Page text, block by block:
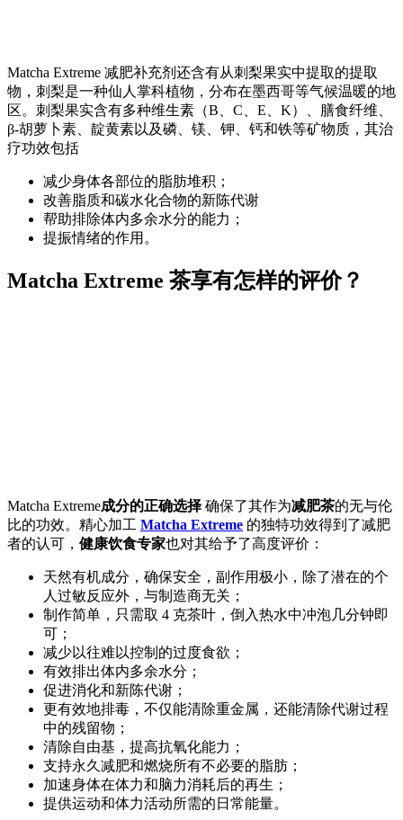
Matcha Extreme 减肥补充剂还含有从刺梨果实中提取的提取
物，刺梨是一种仙人掌科植物，分布在墨西哥等气候温暖的地
区。刺梨果实含有多种维生素（B、C、E、K）、膳食纤维、
β-胡萝卜素、靛黄素以及磷、镁、钾、钙和铁等矿物质，其治
疗功效包括
减少身体各部位的脂肪堆积；
改善脂质和碳水化合物的新陈代谢
帮助排除体内多余水分的能力；
提振情绪的作用。
Matcha Extreme 茶享有怎样的评价？
Matcha Extreme成分的正确选择 确保了其作为减肥茶的无与伦
比的功效。精心加工 Matcha Extreme 的独特功效得到了减肥
者的认可， 健康饮食专家也对其给予了高度评价：
天然有机成分，确保安全，副作用极小，除了潜在的个
人过敏反应外，与制造商无关；
制作简单，只需取 4 克茶叶，倒入热水中冲泡几分钟即
可；
减少以往难以控制的过度食欲；
有效排出体内多余水分；
促进消化和新陈代谢；
更有效地排毒，不仅能清除重金属，还能清除代谢过程
中的残留物；
清除自由基，提高抗氧化能力；
支持永久减肥和燃烧所有不必要的脂肪；
加速身体在体力和脑力消耗后的再生；
提供运动和体力活动所需的日常能量。